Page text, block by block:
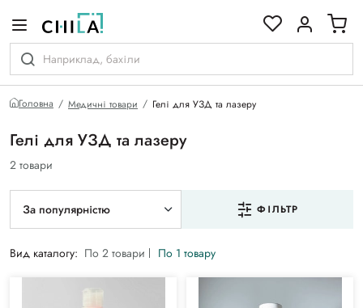
Головна Медичні товари Гелі для УЗД та лазеру
Гелі для УЗД та лазеру
2 товари
За популярністю ФІЛЬТР
Вид каталогу: По 2 товари По 1 товару
гамі